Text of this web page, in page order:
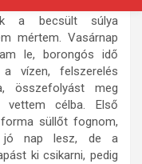
a becsült súlya
mértem. Vasárnap
le, borongós idő
vízen, felszerelés
összefolyást meg
vettem célba. Első
süllőt fognom,
jó nap lesz, de a
ki csikarni, pedig